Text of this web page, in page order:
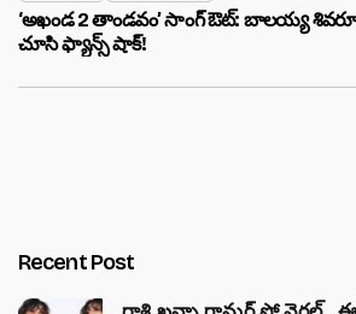
‘అఖండ 2 తాండవం’ సాంగ్ ఔట్: బాలయ్య
చూసి ఫ్యాన్స్ షాక్!
Recent Post